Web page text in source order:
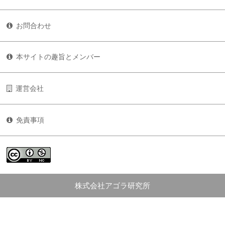
お問合わせ
本サイトの趣旨とメンバー
運営会社
免責事項
株式会社アゴラ研究所